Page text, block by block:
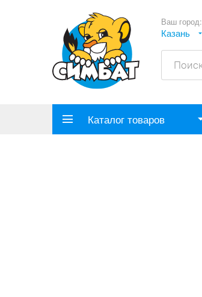
Ваш город:
Казань
Каталог товаров